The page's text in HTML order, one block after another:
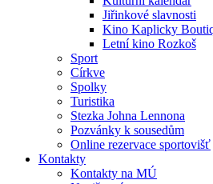
Jiřinkové slavnosti
Kino Kaplicky
Letní kino Rozkoš
Sport
Církve
Spolky
Turistika
Stezka Johna Lennona
Pozvánky k sousedům
Online rezervace sportovišť
Kontakty
Kontakty na MÚ